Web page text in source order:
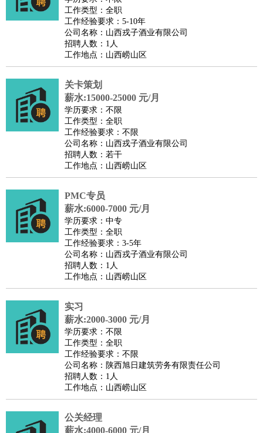
工作类型：全职
工作经验要求：5-10年
公司名称：山西戎子酒业有限公司
招聘人数：1人
工作地点：山西崂山区
关卡策划
薪水:15000-25000 元/月
学历要求：不限
工作类型：全职
工作经验要求：不限
公司名称：山西戎子酒业有限公司
招聘人数：若干
工作地点：山西崂山区
PMC专员
薪水:6000-7000 元/月
学历要求：中专
工作类型：全职
工作经验要求：3-5年
公司名称：山西戎子酒业有限公司
招聘人数：1人
工作地点：山西崂山区
实习
薪水:2000-3000 元/月
学历要求：不限
工作类型：全职
工作经验要求：不限
公司名称：陕西旭日建筑劳务有限责任公司
招聘人数：1人
工作地点：山西崂山区
公关经理
薪水:4000-6000 元/月